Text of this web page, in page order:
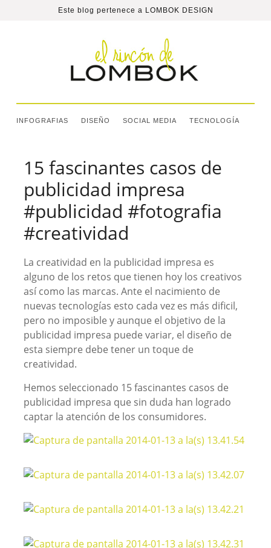
Este blog pertenece a LOMBOK DESIGN
INFOGRAFIAS DISEÑO SOCIAL MEDIA TECNOLOGÍA
15 fascinantes casos de
publicidad impresa
#publicidad #fotografia
#creatividad
La creatividad en la publicidad impresa es
alguno de los retos que tienen hoy los creativos
así como las marcas. Ante el nacimiento de
nuevas tecnologías esto cada vez es más dificil,
pero no imposible y aunque el objetivo de la
publicidad impresa puede variar, el diseño de
esta siempre debe tener un toque de
creatividad.
Hemos seleccionado 15 fascinantes casos de
publicidad impresa que sin duda han logrado
captar la atención de los consumidores.